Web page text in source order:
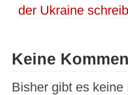
der Ukraine
Keine
Bisher gibt es keine